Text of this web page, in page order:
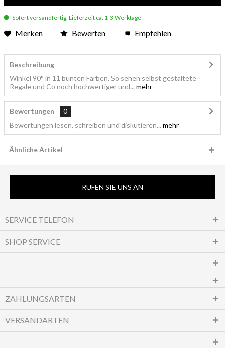
Sofort versandfertig, Lieferzeit ca. 1-3 Werktage
Merken Bewerten Empfehlen
Beschreibung
Winkel 90° in 11 bunten Farben. So sehen selbst gestaltete
Regale und Co noch hochwertiger und... mehr
Bewertungen
0
Bewertungen lesen, schreiben und diskutieren... mehr
Ähnliche Artikel
RUFEN SIE UNS AN
SERVICE TELEFON
SHOP SERVICE
ZAHLUNGSARTEN
VERSANDARTEN